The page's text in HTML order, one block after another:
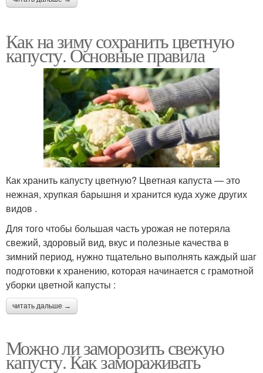
Как на зиму сохранить цветную
капусту. Основные правила
Как хранить капусту цветную? Цветная капуста — это
нежная, хрупкая барышня и хранится куда хуже других
видов .
Для того чтобы большая часть урожая не потеряла
свежий, здоровый вид, вкус и полезные качества в
зимний период, нужно тщательно выполнять каждый шаг
подготовки к хранению, которая начинается с грамотной
уборки цветной капусты :
читать дальше →
Можно ли заморозить свежую
капусту. Как замораживать